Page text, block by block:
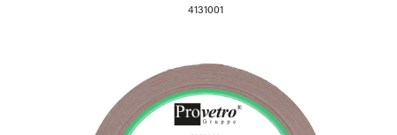
4131001